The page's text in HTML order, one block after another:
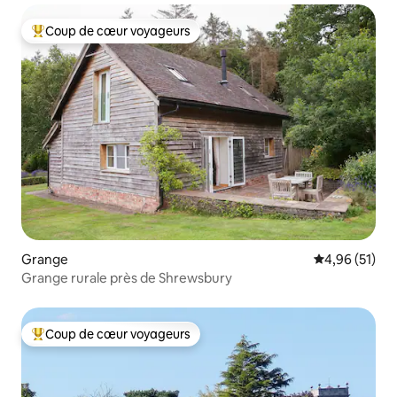
Coups de cœur voyageurs les plus appréciés
Coup de cœur voyageurs
Grange Évaluation
4,96 (51)
Grange rurale près de Shrewsbury
Coups de cœur voyageurs les plus appréciés
Coup de cœur voyageurs